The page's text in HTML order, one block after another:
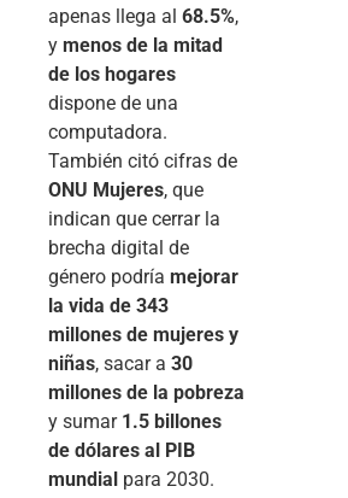
apenas llega al 68.5%,
y menos de la mitad
de los hogares
dispone de una
computadora.
También citó cifras de
ONU Mujeres, que
indican que cerrar la
brecha digital de
género podría mejorar
la vida de 343
millones de mujeres y
niñas, sacar a 30
millones de la pobreza
y sumar 1.5 billones
de dólares al PIB
mundial para 2030.